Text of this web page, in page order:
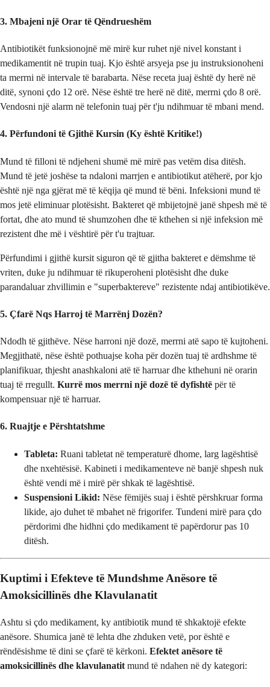
3. Mbajeni një Orar të Qëndrueshëm
Antibiotikët funksionojnë më mirë kur ruhet një nivel konstant i
medikamentit në trupin tuaj. Kjo është arsyeja pse ju instruksionoheni
ta merrni në intervale të barabarta. Nëse receta juaj është dy herë në
ditë, synoni çdo 12 orë. Nëse është tre herë në ditë, merrni çdo 8 orë.
Vendosni një alarm në telefonin tuaj për t'ju ndihmuar të mbani mend.
4. Përfundoni të Gjithë Kursin (Ky është Kritike!)
Mund të filloni të ndjeheni shumë më mirë pas vetëm disa ditësh.
Mund të jetë joshëse ta ndaloni marrjen e antibiotikut atëherë, por kjo
është një nga gjërat më të këqija që mund të bëni. Infeksioni mund të
mos jetë eliminuar plotësisht. Bakteret që mbijetojnë janë shpesh më të
fortat, dhe ato mund të shumzohen dhe të kthehen si një infeksion më
rezistent dhe më i vështirë për t'u trajtuar.
Përfundimi i gjithë kursit siguron që të gjitha bakteret e dëmshme të
vriten, duke ju ndihmuar të rikuperoheni plotësisht dhe duke
parandaluar zhvillimin e "superbaktereve" rezistente ndaj antibiotikëve.
5. Çfarë Nqs Harroj të Marrënj Dozën?
Ndodh të gjithëve. Nëse harroni një dozë, merrni atë sapo të kujtoheni.
Megjithatë, nëse është pothuajse koha për dozën tuaj të ardhshme të
planifikuar, thjesht anashkaloni atë të harruar dhe kthehuni në orarin
tuaj të rregullt. Kurrë mos merrni një dozë të dyfishtë për të
kompensuar një të harruar.
6. Ruajtje e Përshtatshme
Tableta: Ruani tabletat në temperaturë dhome, larg lagështisë
dhe nxehtësisë. Kabineti i medikamenteve në banjë shpesh nuk
është vendi më i mirë për shkak të lagështisë.
Suspensioni Likid: Nëse fëmijës suaj i është përshkruar forma
likide, ajo duhet të mbahet në frigorifer. Tundeni mirë para çdo
përdorimi dhe hidhni çdo medikament të papërdorur pas 10
ditësh.
Kuptimi i Efekteve të Mundshme Anësore të
Amoksicillinës dhe Klavulanatit
Ashtu si çdo medikament, ky antibiotik mund të shkaktojë efekte
anësore. Shumica janë të lehta dhe zhduken vetë, por është e
rëndësishme të dini se çfarë të kërkoni. Efektet anësore të
amoksicillinës dhe klavulanatit mund të ndahen në dy kategori: